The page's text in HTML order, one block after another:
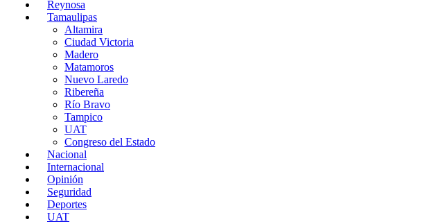
Reynosa
Tamaulipas
Altamira
Ciudad Victoria
Madero
Matamoros
Nuevo Laredo
Ribereña
Río Bravo
Tampico
UAT
Congreso del Estado
Nacional
Internacional
Opinión
Seguridad
Deportes
UAT